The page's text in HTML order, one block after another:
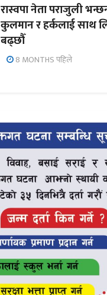
रास्वपा नेता पराजुली
कुलमान र हर्कलाई साथ
बढ्छौँ
8 MONTHS पहिले